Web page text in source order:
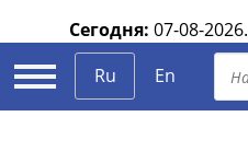
Сегодня: 07-08-2026.
Ru
En